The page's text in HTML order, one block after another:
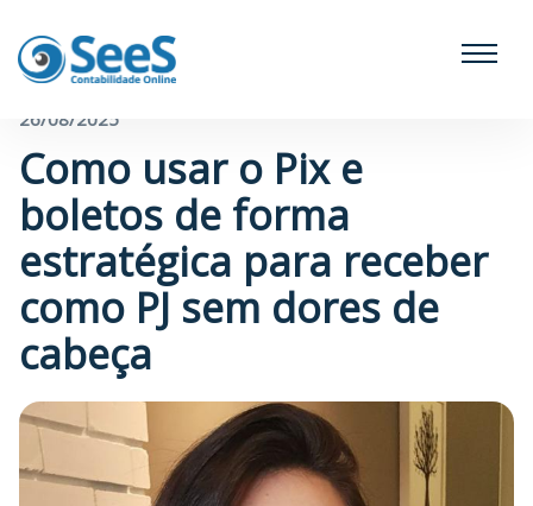
← Voltar para o blog
26/08/2025
Como usar o Pix e
boletos de forma
estratégica para receber
como PJ sem dores de
cabeça